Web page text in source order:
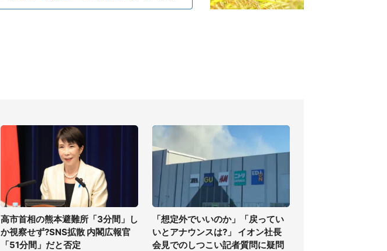
高市首相の熊本避難所「3分間」し
か視察せず?SNS拡散 内閣広報官
「51分間」だと否定
「想定外でいいのか」「戻ってい
いとアナウンスは?」 イオン社長
会見でのしつこい記者質問に疑問